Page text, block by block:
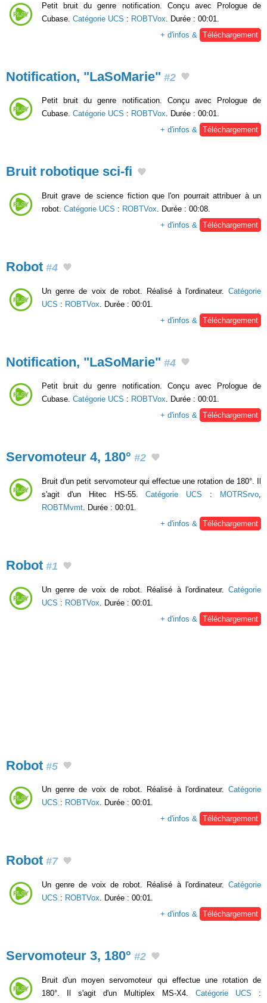
Petit bruit du genre notification. Conçu avec Prologue de
Cubase. Catégorie UCS : ROBTVox . Durée : 00:01.
+ d'infos &
Téléchargement
Notification, "LaSoMarie" #2
Petit bruit du genre notification. Conçu avec Prologue de
Cubase. Catégorie UCS : ROBTVox. Durée : 00:01.
+ d'infos & Téléchargement
Bruit robotique sci-fi
Bruit grave de science fiction que l'on pourrait attribuer à un
robot. Catégorie UCS : ROBTVox . Durée : 00:08.
+ d'infos &
Téléchargement
Robot #4
Un genre de voix de robot. Réalisé à l'ordinateur. Catégorie
UCS : ROBTVox . Durée : 00:01.
+ d'infos &
Téléchargement
Notification, "LaSoMarie" #4
Petit bruit du genre notification. Conçu avec Prologue de
Cubase. Catégorie UCS : ROBTVox. Durée : 00:01.
+ d'infos & Téléchargement
Servomoteur 4, 180° #2
Bruit d'un petit servomoteur qui effectue une rotation de 180°. Il
s'agit d'un Hitec HS-55.Catégorie UCS : MOTRSrvo
ROBTMvmt . Durée : 00:01.
+ d'infos &
Téléchargement
Robot #1
Un genre de voix de robot. Réalisé à l'ordinateur. Catégorie
UCS : ROBTVox . Durée : 00:01.
+ d'infos &
Téléchargement
Robot #5
Un genre de voix de robot. Réalisé à l'ordinateur. Catégorie
UCS : ROBTVox. Durée : 00:01.
+ d'infos & Téléchargement
Robot #7
Un genre de voix de robot. Réalisé à l'ordinateur. Catégorie
UCS : ROBTVox . Durée : 00:01.
+ d'infos &
Téléchargement
Servomoteur 3, 180° #2
Bruit d'un moyen servomoteur qui effectue une rotation de
180°. Il s'agit d'un Multiplex MS-X4. Catégorie UCS :